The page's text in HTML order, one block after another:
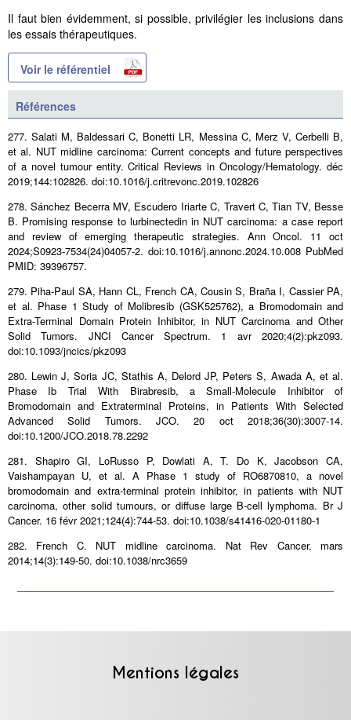
Il faut bien évidemment, si possible, privilégier les inclusions dans
les essais thérapeutiques.
Voir le référentiel
Références
277. Salati M, Baldessari C, Bonetti LR, Messina C, Merz V, Cerbelli B,
et al. NUT midline carcinoma: Current concepts and future perspectives
of a novel tumour entity. Critical Reviews in Oncology/Hematology. déc
2019;144:102826. doi:10.1016/j.critrevonc.2019.102826
278. Sánchez Becerra MV, Escudero Iriarte C, Travert C, Tian TV, Besse
B. Promising response to lurbinectedin in NUT carcinoma: a case report
and review of emerging therapeutic strategies. Ann Oncol. 11 oct
2024;S0923-7534(24)04057-2. doi:10.1016/j.annonc.2024.10.008 PubMed
PMID: 39396757.
279. Piha-Paul SA, Hann CL, French CA, Cousin S, Braña I, Cassier PA,
et al. Phase 1 Study of Molibresib (GSK525762), a Bromodomain and
Extra-Terminal Domain Protein Inhibitor, in NUT Carcinoma and Other
Solid Tumors. JNCI Cancer Spectrum. 1 avr 2020;4(2):pkz093.
doi:10.1093/jncics/pkz093
280. Lewin J, Soria JC, Stathis A, Delord JP, Peters S, Awada A, et al.
Phase Ib Trial With Birabresib, a Small-Molecule Inhibitor of
Bromodomain and Extraterminal Proteins, in Patients With Selected
Advanced Solid Tumors. JCO. 20 oct 2018;36(30):3007‑14.
doi:10.1200/JCO.2018.78.2292
281. Shapiro GI, LoRusso P, Dowlati A, T. Do K, Jacobson CA,
Vaishampayan U, et al. A Phase 1 study of RO6870810, a novel
bromodomain and extra-terminal protein inhibitor, in patients with NUT
carcinoma, other solid tumours, or diffuse large B-cell lymphoma. Br J
Cancer. 16 févr 2021;124(4):744‑53. doi:10.1038/s41416-020-01180-1
282. French C. NUT midline carcinoma. Nat Rev Cancer. mars
2014;14(3):149‑50. doi:10.1038/nrc3659
Mentions légales